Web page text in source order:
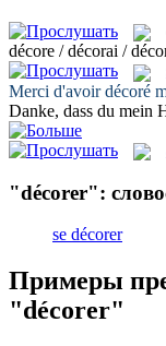
décore / décorai /
Merci d'avoirdécoré
Danke, dass du mein
"décorer":
se décorer
Примеры
"décorer"